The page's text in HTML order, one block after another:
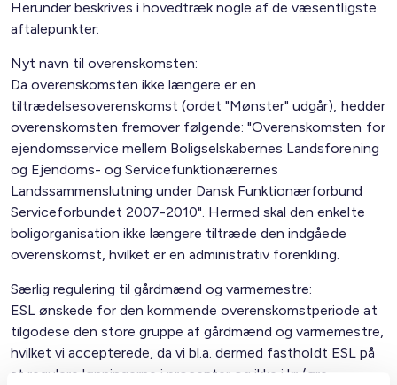
Herunder beskrives i hovedtræk nogle af de væsentligste
aftalepunkter:
Nyt navn til overenskomsten:
Da overenskomsten ikke længere er en
tiltrædelsesoverenskomst (ordet "Mønster" udgår), hedder
overenskomsten fremover følgende: "Overenskomsten for
ejendomsservice mellem Boligselskabernes Landsforening
og Ejendoms- og Servicefunktionærernes
Landssammenslutning under Dansk Funktionærforbund
Serviceforbundet 2007-2010". Hermed skal den enkelte
boligorganisation ikke længere tiltræde den indgåede
overenskomst, hvilket er en administrativ forenkling.
Særlig regulering til gårdmænd og varmemestre:
ESL ønskede for den kommende overenskomstperiode at
tilgodese den store gruppe af gårdmænd og varmemestre,
hvilket vi accepterede, da vi bl.a. dermed fastholdt ESL på
at regulere lønningerne i procenter og ikke i kr./øre.